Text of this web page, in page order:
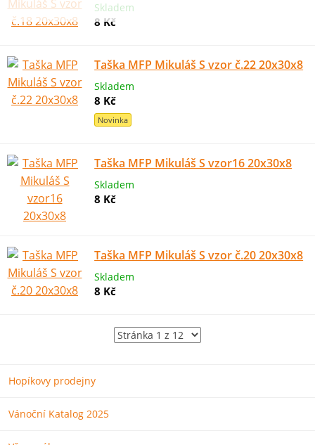
Skladem
8 Kč
Taška MFP Mikuláš S vzor č.22 20x30x8
Skladem
8 Kč
Novinka
Taška MFP Mikuláš S vzor16 20x30x8
Skladem
8 Kč
Taška MFP Mikuláš S vzor č.20 20x30x8
Skladem
8 Kč
Hopíkovy prodejny
Vánoční Katalog 2025